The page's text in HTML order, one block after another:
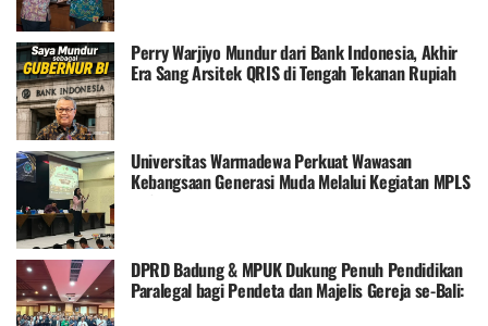
Perry Warjiyo Mundur dari Bank Indonesia, Akhir
Era Sang Arsitek QRIS di Tengah Tekanan Rupiah
Universitas Warmadewa Perkuat Wawasan
Kebangsaan Generasi Muda Melalui Kegiatan MPLS
di SMKN 1 Denpasar
DPRD Badung & MPUK Dukung Penuh Pendidikan
Paralegal bagi Pendeta dan Majelis Gereja se-Bali:
Lahirkan "Literasi Hukum" dari Rumah Rakyat